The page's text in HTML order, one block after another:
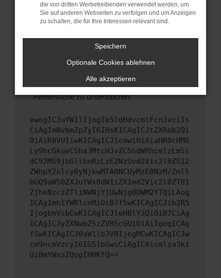
Sicherheitsrisiko, sondern kann auch dazu
führen, dass bestimmte Funktionen nicht mehr
unterstützt werden.
Wende dich an den Webseitenbetreiber.
Wenn du alle oben genannten Schritte versucht
hast, kontaktiere uns bitte. Wir werden
versuchen, das Problem zu beheben. Du kannst
uns diesen Text schicken, um uns bei der
Fehlersuche zu unterstützen:
ewogICJuYW1lIjogIk5ldHdvcmtFcnJvciIs
CiAgImNvbmZpZyI6IHsKICAgICJtZXRob2Qi
OiAiR0VUIiwKICAgICJ1cmwiOiAiaHR0cHM6
Ly9hcGkueC5ha3MtcHJvZC5hdWRhcmlzLm5l
dC92MS9jbGllbnRzLzE2NzUvd2Vic2l0ZS12
ZWhpY2xlcy8yNjkwMTA0NCUyMzE0NzM/Zmll
bGQ9aW50ZXJuYWxOdW1iZXImd2Vic2l0ZT01
ZjhkNzczZTliNWNjYjUwNjg0OWM2YTQiLAog
ICAgImhlYWRlcnMiOiB7fSwKICAgICJib2R5
IjogbnVsbCwKICAgICJleHBlY3QiOiB7CiAg
ICAgICJyZXNwb25zZVR5cGUiOiAiIgogICAg
fSwKICAgICJ0aW1lb3V0IjogMCwKICAgICJw
cm9ncmVzcyI6IG51bGwsCiAgICAicmlza3ki
OiBmYWxzZQogIH0KfQ==
die von dritten Werbetreibenden verwendet werden, um
Sie auf anderen Webseiten zu verfolgen und um Anzeigen
zu schalten, die für Ihre Interessen relevant sind.
Speichern
Optionale Cookies ablehnen
Alle akzeptieren